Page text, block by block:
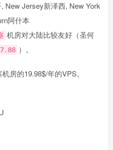
New Jersey新泽西, New York
阿什本
机房对大陆比较友好（圣何
）。
房的19.98$/年的VPS。